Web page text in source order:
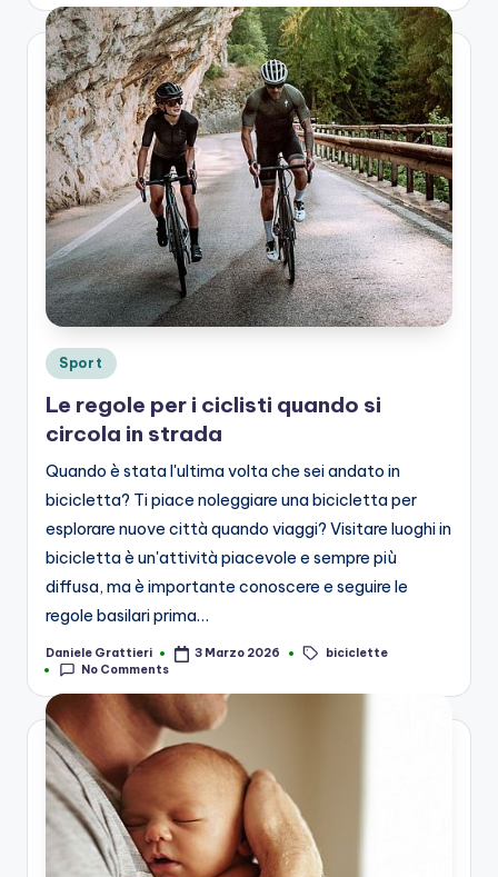
Posted
Sport
Le regole per i ciclisti quando si
circola in strada
Quando è stata l'ultima volta che sei andato in
bicicletta? Ti piace noleggiare una bicicletta per
esplorare nuove città quando viaggi? Visitare luoghi in
bicicletta è un'attività piacevole e sempre più
diffusa, ma è importante conoscere e seguire le
regole basilari prima…
Posted
by
Daniele Grattieri 3 Marzo 2026
Tags:
biciclette
No Comments